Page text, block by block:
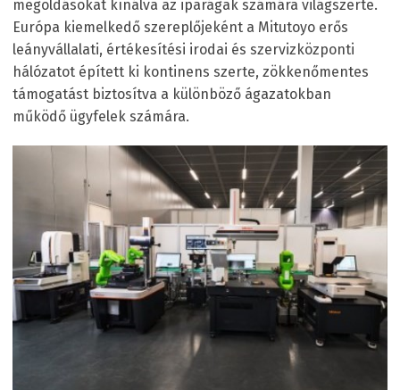
megoldásokat kínálva az iparágak számára világszerte.
Európa kiemelkedő szereplőjeként a Mitutoyo erős
leányvállalati, értékesítési irodai és szervizközponti
hálózatot épített ki kontinens szerte, zökkenőmentes
támogatást biztosítva a különböző ágazatokban
működő ügyfelek számára.